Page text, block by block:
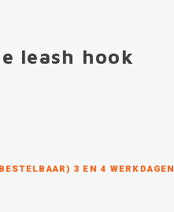
leash hook
3 EN 4 WERKDAGEN